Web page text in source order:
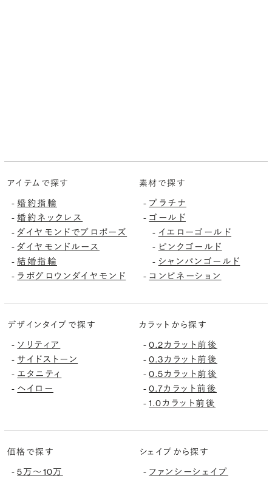
アイテムで探す
-婚約指輪
-婚約ネックレス
-ダイヤモンドでプロポーズ
-ダイヤモンドルース
-結婚指輪
- ラボグロウンダイヤモンド
素材で探す
- プラチナ
- ゴールド
- イエローゴールド
- ピンクゴールド
- シャンパンゴールド
- コンビネーション
デザインタイプで探す
- ソリティア
- サイドストーン
- エタニティ
- ヘイロー
カラットから探す
-0.2カラット前後
-0.3カラット前後
-0.5カラット前後
-0.7カラット前後
-1.0カラット前後
価格で探す
-5万〜10万
シェイプから探す
- ファンシーシェイプ